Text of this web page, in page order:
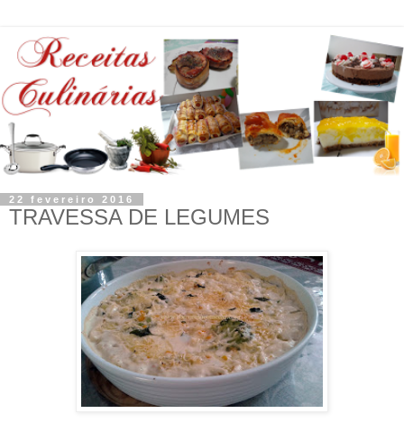
22 fevereiro 2016
TRAVESSA DE LEGUMES